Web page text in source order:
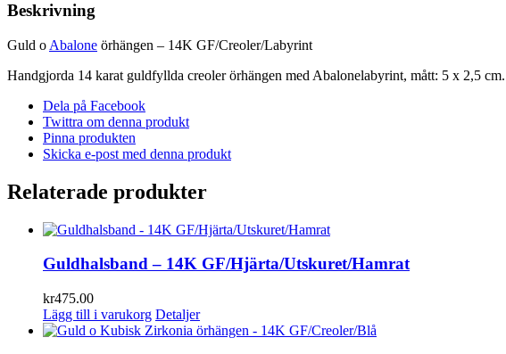
Beskrivning
Guld o Abalone örhängen – 14K GF/Creoler/Labyrint
Handgjorda 14 karat guldfyllda creoler örhängen med Abalonelabyrint, mått: 5 x 2,5 cm.
Dela på Facebook
Twittra om denna produkt
Pinna produkten
Skicka e-post med denna produkt
Relaterade produkter
Guldhalsband – 14K GF/Hjärta/Utskuret/Hamrat
kr475.00
Lägg till i varukorg Detaljer